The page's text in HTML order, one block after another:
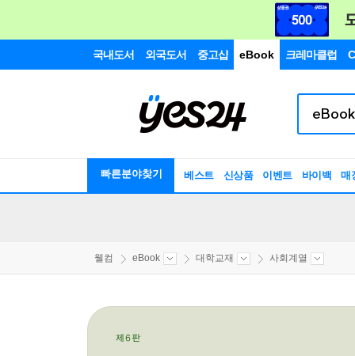
국내도서 외국도서 중고샵 eBook 크레마클럽
빠른분야찾기 베스트 신상품 이벤트 바이백 매
웰컴 eBook 대학교재 사회계열